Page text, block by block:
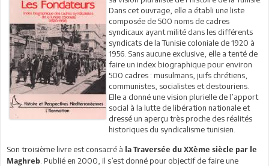
Dans cet ouvrage, elle a établi une liste
composée de 500 noms de cadres
syndicaux ayant milité dans les différents
syndicats de la Tunisie coloniale de 1920 à
1956. Sans aucune exclusive, elle a tenté de
faire un index biographique pour environ
500 cadres : musulmans, juifs chrétiens,
communistes, socialistes et destouriens.
Elle a donné une vision plurielle de l’apport
social à la lutte de libération nationale et
dressé un aperçu très proche des réalités
historiques du syndicalisme tunisien.
Son troisième livre est consacré à la Traversée du XXème siècle par le
Maghreb . Publié en 2000, il s’est donné pour objectif de faire une